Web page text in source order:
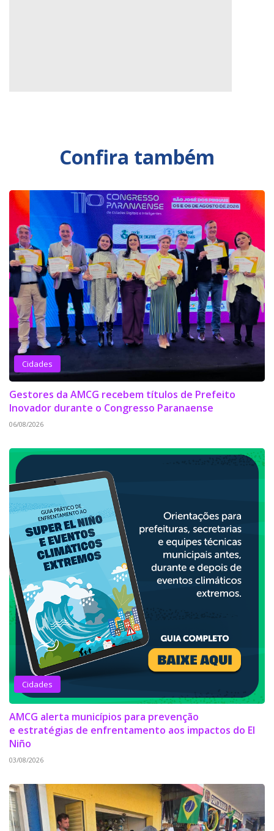
Confira também
Cidades
Gestores da AMCG recebem títulos de Prefeito
Inovador durante o Congresso Paranaense
06/08/2026
Cidades
AMCG alerta municípios para prevenção
e estratégias de enfrentamento aos impactos do El
Niño
03/08/2026